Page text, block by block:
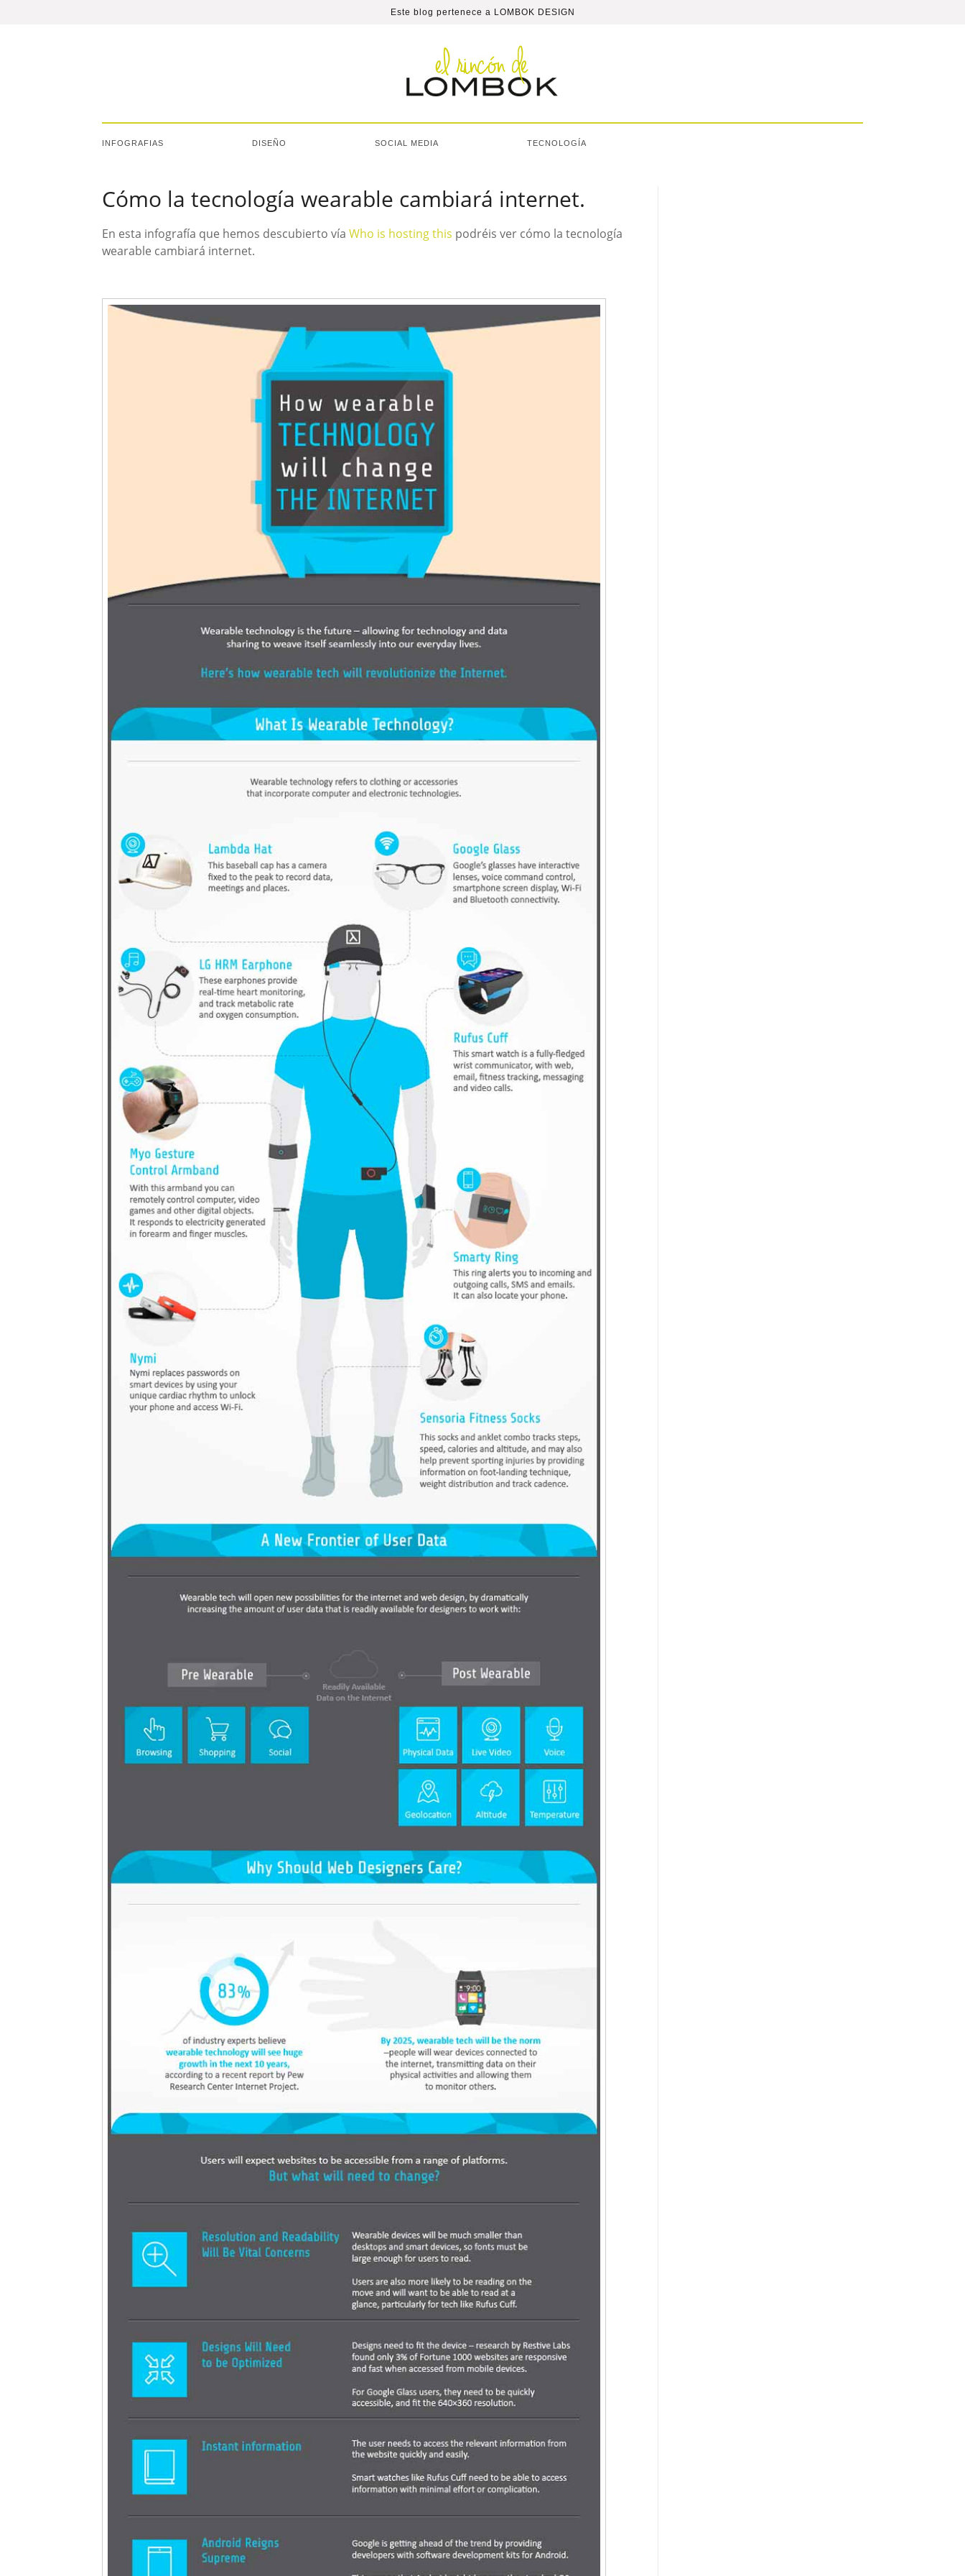
Este blog pertenece a LOMBOK DESIGN
INFOGRAFIAS DISEÑO SOCIAL MEDIA TECNOLOGÍA
Cómo la tecnología wearable cambiará internet.
En esta infografía que hemos descubierto vía Who is hosting this podréis ver cómo la tecnología
wearable cambiará internet.